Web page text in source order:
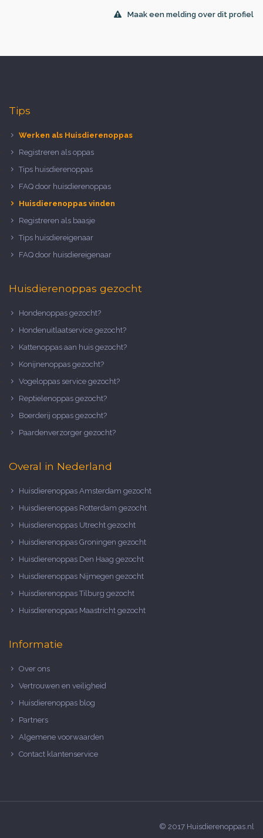
Maak een melding over dit profiel
Tips
Werken als Huisdierenoppas
Registreren als oppas
Tips huisdierenoppas
FAQ door huisdierenoppas
Huisdierenoppas vinden
Registreren als baasje
Tips huisdiereigenaar
FAQ door huisdiereigenaar
Huisdierenoppas gezocht
Hondenoppas gezocht?
Hondenuitlaatservice gezocht?
Kattenoppas aan huis gezocht?
Konijnenoppas gezocht?
Vogeloppas service gezocht?
Reptielenoppas gezocht?
Boerderij oppas gezocht?
Paardenverzorger gezocht?
Overal in Nederland
Huisdierenoppas Amsterdam gezocht
Huisdierenoppas Rotterdam gezocht
Huisdierenoppas Utrecht gezocht
Huisdierenoppas Groningen gezocht
Huisdierenoppas Den Haag gezocht
Huisdierenoppas Nijmegen gezocht
Huisdierenoppas Tilburg gezocht
Huisdierenoppas Maastricht gezocht
Informatie
Over ons
Vertrouwen en veiligheid
Huisdierenoppas blog
Partners
Algemene voorwaarden
Contact klantenservice
© 2017 Huisdierenoppas.nl